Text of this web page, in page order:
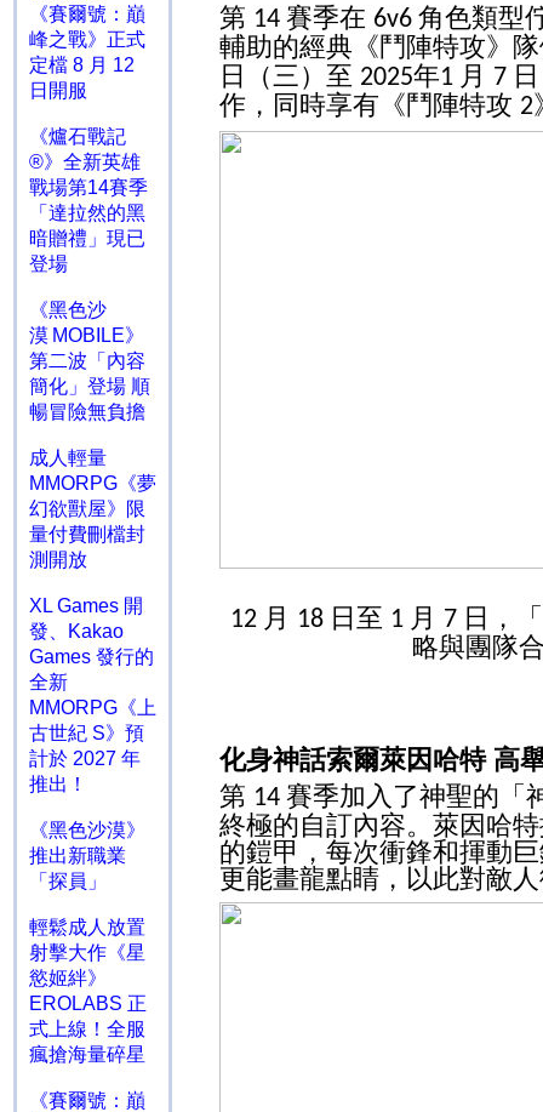
《賽爾號：巔
峰之戰》正式
定檔 8 月 12
日開服
《爐石戰記
®》全新英雄
戰場第14賽季
「達拉然的黑
暗贈禮」現已
登場
《黑色沙
漠 MOBILE》
第二波「內容
簡化」登場 順
暢冒險無負擔
成人輕量
MMORPG《夢
幻欲獸屋》限
量付費刪檔封
測開放
XL Games 開
發、Kakao
Games 發行的
全新
MMORPG《上
古世紀 S》預
計於 2027 年
推出！
《黑色沙漠》
推出新職業
「探員」
輕鬆成人放置
射擊大作《星
慾姬絆》
EROLABS 正
式上線！全服
瘋搶海量碎星
《賽爾號：巔
第 14 賽季在 6v6 角色類型
輔助的經典《鬥陣特攻》
日（三）至 2025年1 月 7
作，同時享有《鬥陣特攻 2
12 月 18 日至 1 月 7 日，「
略與團隊
化身神話索爾萊因哈特 高
第 14 賽季加入了神聖的「
終極的自訂內容。萊因哈
的鎧甲，每次衝鋒和揮動
更能畫龍點睛，以此對敵